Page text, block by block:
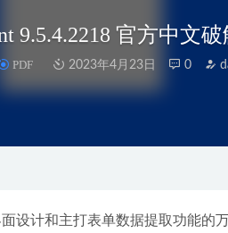
9.5.4.2218 官方中文
PDF 2023年4月23日 0
设计和主打表单数据提取功能的